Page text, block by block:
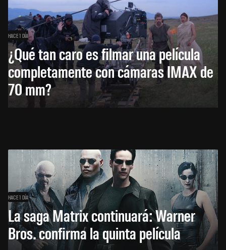
HACE 1 DÍA
¿Qué tan caro es filmar una película
completamente con cámaras IMAX de
70 mm?
HACE 1 DÍA
La saga Matrix continuará: Warner
Bros. confirma la quinta película